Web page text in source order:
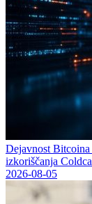
Dejavnost Bitcoina
izkoriščanja
2026-08-05